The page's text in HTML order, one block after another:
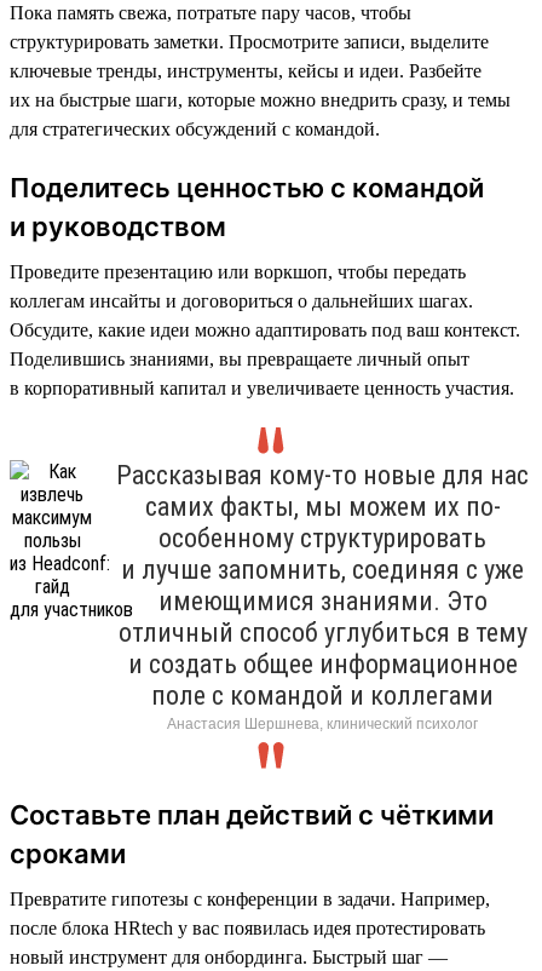
Пока память свежа, потратьте пару часов, чтобы
структурировать заметки. Просмотрите записи, выделите
ключевые тренды, инструменты, кейсы и идеи. Разбейте
их на быстрые шаги, которые можно внедрить сразу, и темы
для стратегических обсуждений с командой.
Поделитесь ценностью с командой
и руководством
Проведите презентацию или воркшоп, чтобы передать
коллегам инсайты и договориться о дальнейших шагах.
Обсудите, какие идеи можно адаптировать под ваш контекст.
Поделившись знаниями, вы превращаете личный опыт
в корпоративный капитал и увеличиваете ценность участия.
Рассказывая кому-то новые для нас
самих факты, мы можем их по-
особенному структурировать
и лучше запомнить, соединяя с уже
имеющимися знаниями. Это
отличный способ углубиться в тему
и создать общее информационное
поле с командой и коллегами
Анастасия Шершнева, клинический психолог
Составьте план действий с чёткими
сроками
Превратите гипотезы с конференции в задачи. Например,
после блока HRtech у вас появилась идея протестировать
новый инструмент для онбординга. Быстрый шаг —